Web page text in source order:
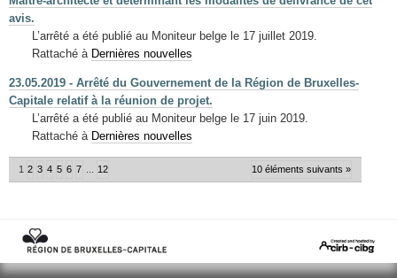
avis.
L’arrêté a été publié au Moniteur belge le 17 juillet 2019.
Rattaché à Dernières nouvelles
23.05.2019 - Arrêté du Gouvernement de la Région de Bruxelles-
Capitale relatif à la réunion de projet.
L’arrêté a été publié au Moniteur belge le 17 juin 2019.
Rattaché à Dernières nouvelles
10 éléments suivants »
1 2 3 4 5 6 7 12